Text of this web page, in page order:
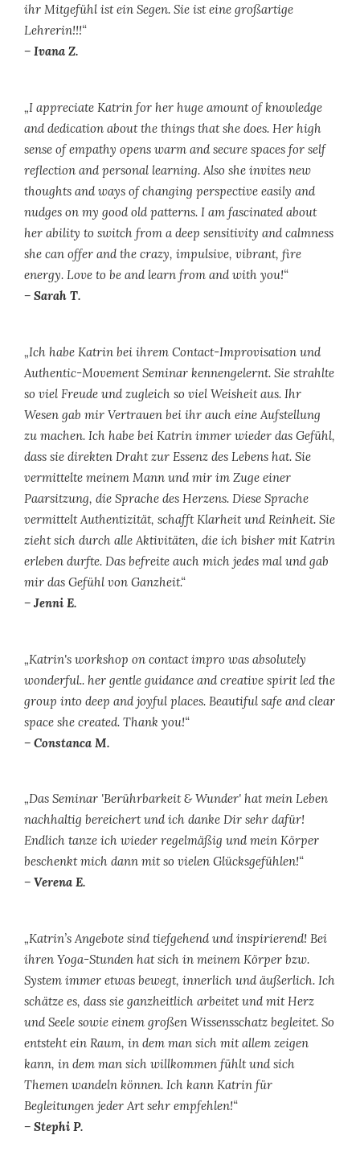
ihr Mitgefühl ist ein Segen. Sie ist eine großartige
Lehrerin!!!“
– Ivana Z.
„I appreciate Katrin for her huge amount of knowledge
and dedication about the things that she does. Her high
sense of empathy opens warm and secure spaces for self
reflection and personal learning. Also she invites new
thoughts and ways of changing perspective easily and
nudges on my good old patterns. I am fascinated about
her ability to switch from a deep sensitivity and calmness
she can offer and the crazy, impulsive, vibrant, fire
energy. Love to be and learn from and with you!“
– Sarah T.
„Ich habe Katrin bei ihrem Contact-Improvisation und
Authentic-Movement Seminar kennengelernt. Sie strahlte
so viel Freude und zugleich so viel Weisheit aus. Ihr
Wesen gab mir Vertrauen bei ihr auch eine Aufstellung
zu machen. Ich habe bei Katrin immer wieder das Gefühl,
dass sie direkten Draht zur Essenz des Lebens hat. Sie
vermittelte meinem Mann und mir im Zuge einer
Paarsitzung, die Sprache des Herzens. Diese Sprache
vermittelt Authentizität, schafft Klarheit und Reinheit. Sie
zieht sich durch alle Aktivitäten, die ich bisher mit Katrin
erleben durfte. Das befreite auch mich jedes mal und gab
mir das Gefühl von Ganzheit.“
– Jenni E.
„Katrin's workshop on contact impro was absolutely
wonderful.. her gentle guidance and creative spirit led the
group into deep and joyful places. Beautiful safe and clear
space she created. Thank you!“
– Constanca M.
„Das Seminar 'Berührbarkeit & Wunder' hat mein Leben
nachhaltig bereichert und ich danke Dir sehr dafür!
Endlich tanze ich wieder regelmäßig und mein Körper
beschenkt mich dann mit so vielen Glücksgefühlen!“
– Verena E.
„Katrin’s Angebote sind tiefgehend und inspirierend! Bei
ihren Yoga-Stunden hat sich in meinem Körper bzw.
System immer etwas bewegt, innerlich und äußerlich. Ich
schätze es, dass sie ganzheitlich arbeitet und mit Herz
und Seele sowie einem großen Wissensschatz begleitet. So
entsteht ein Raum, in dem man sich mit allem zeigen
kann, in dem man sich willkommen fühlt und sich
Themen wandeln können. Ich kann Katrin für
Begleitungen jeder Art sehr empfehlen!“
– Stephi P.